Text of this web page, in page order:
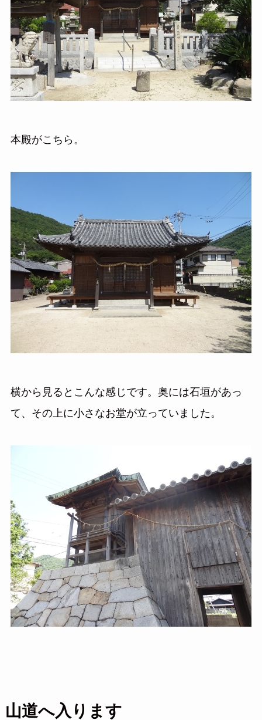
本殿がこちら。
横から見るとこんな感じです。奥には石垣があっ
て、その上に小さなお堂が立っていました。
山道へ入ります